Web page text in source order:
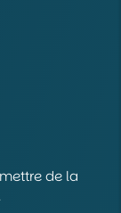
de la